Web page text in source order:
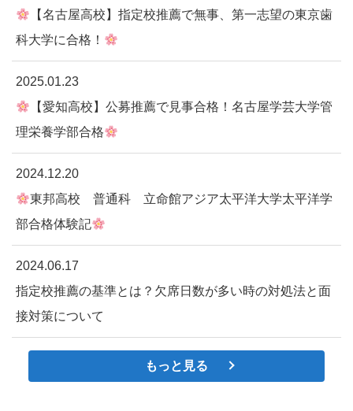
【名古屋高校】指定校推薦で無事、第一志望の東京歯
科大学に合格！
2025.01.23
【愛知高校】公募推薦で見事合格！名古屋学芸大学管
理栄養学部合格
2024.12.20
東邦高校 普通科 立命館アジア太平洋大学太平洋学
部合格体験記
2024.06.17
指定校推薦の基準とは？欠席日数が多い時の対処法と面
接対策について
もっと見る